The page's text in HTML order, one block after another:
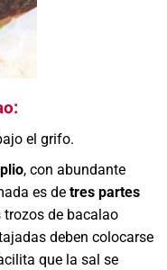
el grifo.
, con abundante
es detres partes
trozos de bacalao
deben colocarse
que la sal se